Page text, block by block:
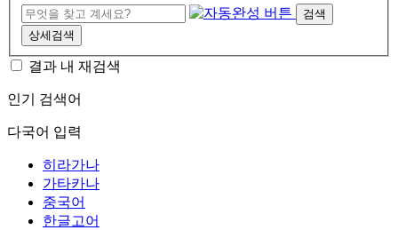
검색
상세검색
결과 내 재검색
인기 검색어
다국어 입력
히라가나
가타카나
중국어
한글고어